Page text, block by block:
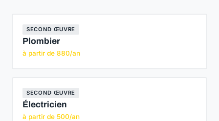
SECOND ŒUVRE
Plombier
à partir de 880/an
SECOND ŒUVRE
Électricien
à partir de 500/an